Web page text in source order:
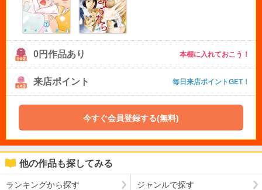
0円作品あり 本棚に入れておこう！
来店ポイント 毎日来店ポイントGET！
今すぐ会員登録する(無料)
他の作品も探してみる
ランキングから探す ジャンルで探す